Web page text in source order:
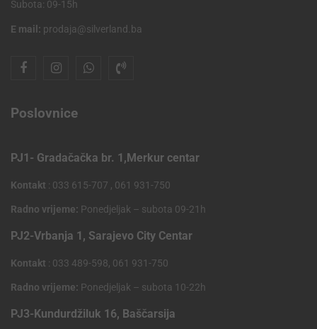
Subota: 09-15h
E mail: prodaja@silverland.ba
Poslovnice
PJ1- Gradačačka br. 1,Merkur centar
Kontakt : 033 615-707 , 061 931-750
Radno vrijeme: Ponedjeljak – subota 09-21h
PJ2-Vrbanja 1, Sarajevo City Centar
Kontakt : 033 489-598, 061 931-750
Radno vrijeme: Ponedjeljak – subota 10-22h
PJ3-Kundurdžiluk 16, Baščarsija